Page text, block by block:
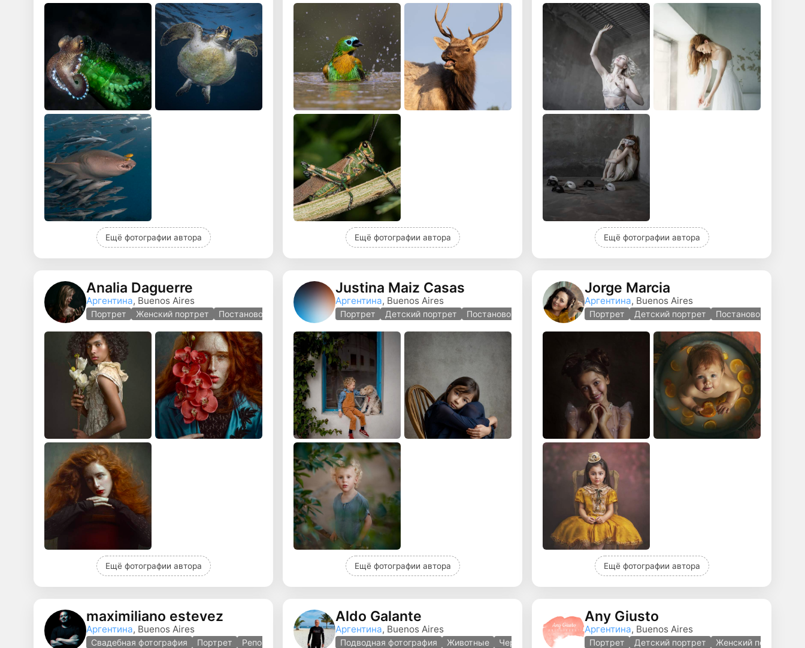
Ещё фотографии автора Ещё фотографии автора Ещё фотографии автора
Analia Daguerre
Аргентина, Buenos Aires
Портрет Женский портрет Постановочная фотография
Ещё фотографии автора
Justina Maiz Casas
Аргентина, Buenos Aires
Портрет Детский портрет Постановочная фотография
Ещё фотографии автора
Jorge Marcia
Аргентина, Buenos Aires
Портрет Детский портрет Постановочная
Ещё фотографии автора
maximiliano estevez
Аргентина, Buenos Aires
Свадебная фотография Портрет Репортажная фотография
Aldo Galante
Аргентина, Buenos Aires
Подводная фотография Животные Черно-белая
Any Giusto
Аргентина, Buenos Aires
Портрет Детский портрет Женский портрет